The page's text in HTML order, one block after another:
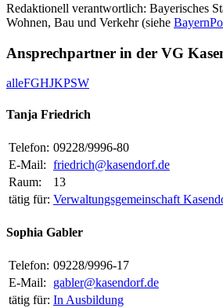
Redaktionell verantwortlich: Bayerisches
Wohnen, Bau und Verkehr (siehe
Ansprechpartner in der VG
alleFGHJKPSW
Tanja Friedrich
Telefon: 09228/9996-80
E-Mail: friedrich@kasendorf.de
Raum:
13
tätig für: Verwaltungsgemeinschaft
Sophia Gabler
Telefon: 09228/9996-17
E-Mail:
gabler@kasendorf.de
tätig für: In Ausbildung